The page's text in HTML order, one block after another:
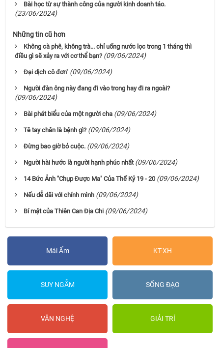
Bài học từ sự thành công của người kinh doanh táo.
(23/06/2024)
Những tin cũ hơn
Không cà phê, không trà... chỉ uống nước lọc trong 1 tháng thì
điều gì sẽ xảy ra với cơ thể bạn? (09/06/2024)
Đại dịch cô đơn" (09/06/2024)
Người đàn ông này đang đi vào trong hay đi ra ngoài?
(09/06/2024)
Bài phát biểu của một người cha (09/06/2024)
Tê tay chân là bệnh gì? (09/06/2024)
Đừng bao giờ bỏ cuộc. (09/06/2024)
Người hài hước là người hạnh phúc nhất (09/06/2024)
14 Bức Ảnh "Chụp Được Ma" Của Thế Kỷ 19 - 20 (09/06/2024)
Nếu dễ dãi với chính mình (09/06/2024)
Bí mật của Thiên Can Địa Chi (09/06/2024)
Mái Ấm KT-XH
SUY NGẪM SỐNG ĐẠO
VĂN NGHỆ GIẢI TRÍ